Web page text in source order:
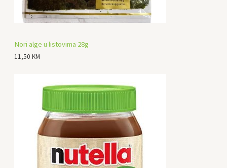
Nori alge u listovima 28g
11,50 KM